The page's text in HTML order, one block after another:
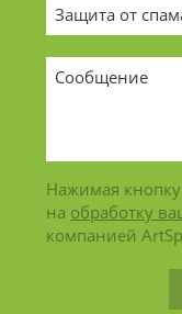
Нажимая кнопку
на обработку
компанией